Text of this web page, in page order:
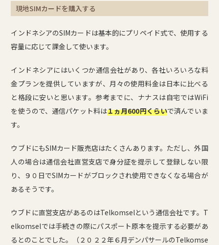
現地SIMカードを購入する
インドネシアのSIMカードは基本的にプリペイド式で、使用する
容量に応じて課金して使います。
インドネシアにはいくつか通信会社があり、各社いろいろな料
金プランを提供していますが、月々の使用料金は日本に比べる
と格段に安いと思います。参考までに、ナナスは自宅ではWiFi
を使うので、通信パケット料は１ヵ月600円くらいで済んでいま
す。
ウブドにもSIMカード販売店はたくさんあります。ただし、外国
人の場合は通信会社直営支店で身分証を提示して登録しない限
り、９０日でSIMカードがブロックされ使用できなくなる場合が
あるそうです。
ウブドに直営支店があるのはTelkomselという通信会社です。T
elkomselでは手続きの際にパスポート原本を提示する必要があ
るとのことでした。（２０２２年６月デンパサールのTelkomse